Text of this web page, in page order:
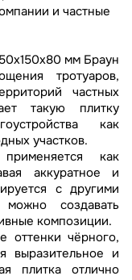
и частные
мм Браун
тротуаров,
частных
такую плитку
как
участков.
как
аккуратное и
с другими
создавать
композиции.
оттенки чёрного,
выразительное и
плитка отлично